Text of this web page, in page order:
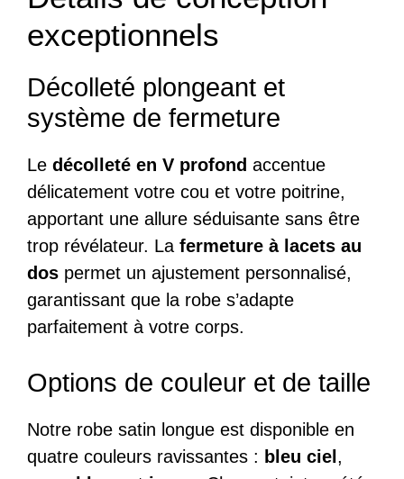
exceptionnels
Décolleté plongeant et
système de fermeture
Le décolleté en V profond accentue
délicatement votre cou et votre poitrine,
apportant une allure séduisante sans être
trop révélateur. La fermeture à lacets au
dos permet un ajustement personnalisé,
garantissant que la robe s’adapte
parfaitement à votre corps.
Options de couleur et de taille
Notre robe satin longue est disponible en
quatre couleurs ravissantes : bleu ciel,